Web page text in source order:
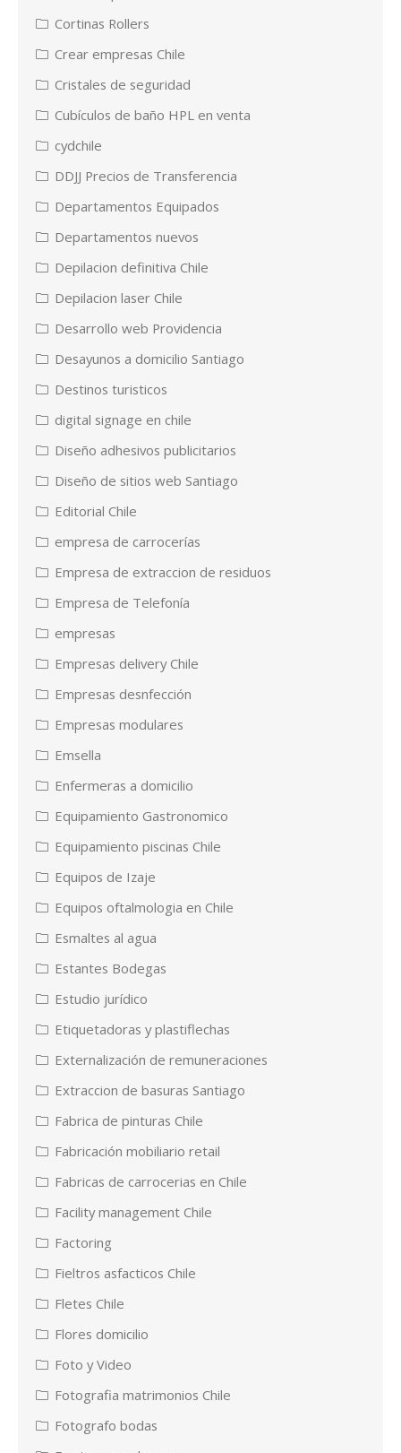
Cortinas Rollers
Crear empresas Chile
Cristales de seguridad
Cubículos de baño HPL en venta
cydchile
DDJJ Precios de Transferencia
Departamentos Equipados
Departamentos nuevos
Depilacion definitiva Chile
Depilacion laser Chile
Desarrollo web Providencia
Desayunos a domicilio Santiago
Destinos turisticos
digital signage en chile
Diseño adhesivos publicitarios
Diseño de sitios web Santiago
Editorial Chile
empresa de carrocerías
Empresa de extraccion de residuos
Empresa de Telefonía
empresas
Empresas delivery Chile
Empresas desnfección
Empresas modulares
Emsella
Enfermeras a domicilio
Equipamiento Gastronomico
Equipamiento piscinas Chile
Equipos de Izaje
Equipos oftalmologia en Chile
Esmaltes al agua
Estantes Bodegas
Estudio jurídico
Etiquetadoras y plastiflechas
Externalización de remuneraciones
Extraccion de basuras Santiago
Fabrica de pinturas Chile
Fabricación mobiliario retail
Fabricas de carrocerias en Chile
Facility management Chile
Factoring
Fieltros asfacticos Chile
Fletes Chile
Flores domicilio
Foto y Video
Fotografia matrimonios Chile
Fotografo bodas